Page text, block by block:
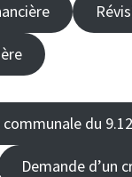
du
Demande d’un